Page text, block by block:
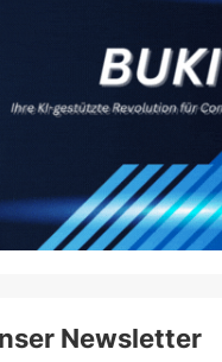
Newsletter